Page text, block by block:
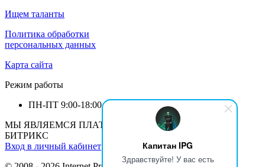
Капитан IPG
Здравствуйте! У вас есть
Ищем таланты
Политика обработки
персональных данных
Карта сайта
Режим работы
ПН-ПТ 9:00-18:00
МЫ ЯВЛЯЕМСЯ ПЛАТИНОВЫМ ПАРТНЕРОМ 1С-
БИТРИКС
Вход в личный кабинет